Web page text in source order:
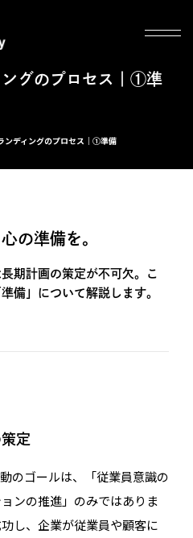
グのプロセス｜①準
ンディングのプロセス｜①準備
の準備を。
期計画の策定が不可欠。こ
備」について解説します。
定
のゴールは、「従業員意識の
ンの推進」のみではありま
し、企業が従業員や顧客に